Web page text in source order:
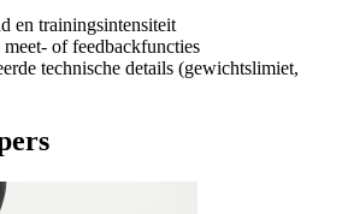
en trainingsintensiteit
of feedbackfuncties
technische details (gewichtslimiet,